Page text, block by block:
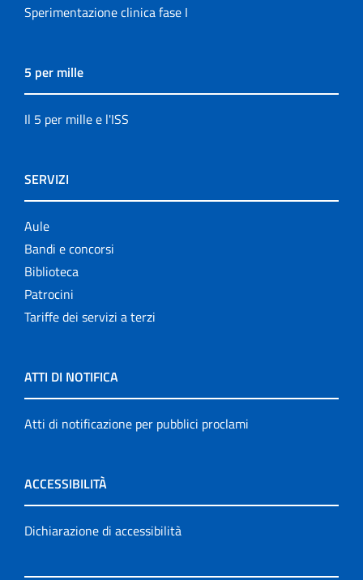
Sperimentazione clinica fase I
5 per mille
Il 5 per mille e l'ISS
SERVIZI
Aule
Bandi e concorsi
Biblioteca
Patrocini
Tariffe dei servizi a terzi
ATTI DI NOTIFICA
Atti di notificazione per pubblici proclami
ACCESSIBILITÀ
Dichiarazione di accessibilità